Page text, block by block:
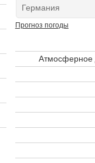
Прогноз погоды
Атмосферное